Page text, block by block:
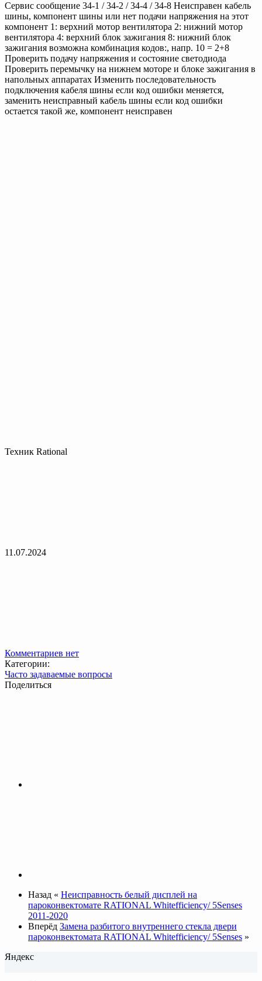
Сервис сообщение 34-1 / 34-2 / 34-4 / 34-8 Неисправен кабель
шины, компонент шины или нет подачи напряжения на этот
компонент 1: верхний мотор вентилятора 2: нижний мотор
вентилятора 4: верхний блок зажигания 8: нижний блок
зажигания возможна комбинация кодов:, напр. 10 = 2+8
Проверить подачу напряжения и состояние светодиода
Проверить перемычку на нижнем моторе и блоке зажигания в
напольных аппаратах Изменить последовательность
подключения кабеля шины если код ошибки меняется,
заменить неисправный кабель шины если код ошибки
остается такой же, компонент неисправен
Техник Rational
11.07.2024
Комментариев нет
Категории:
Часто задаваемые вопросы
Поделиться
Назад « Неисправность белый дисплей на
пароконвектомате RATIONAL Whitefficiency/ 5Senses
2011-2020
Вперёд Замена разбитого внутреннего стекла двери
пароконвектомата RATIONAL Whitefficiency/ 5Senses »
Яндекс